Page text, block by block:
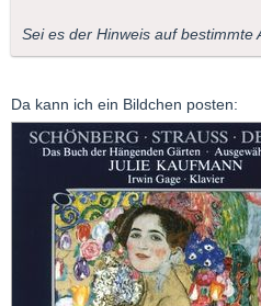
Sei es der Hinweis auf bestimmte
Da kann ich ein Bildchen posten: